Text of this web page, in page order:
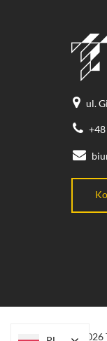
ul.
© 2026